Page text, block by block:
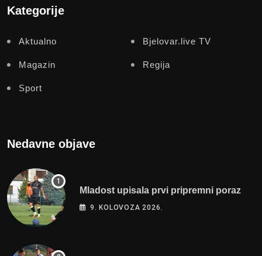
Kategorije
Aktualno Bjelovar.live TV
Magazin Regija
Sport
Nedavne objave
Mladost upisala prvi pripremni poraz
9. KOLOVOZA 2026.